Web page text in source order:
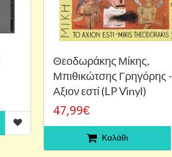
Θεοδωράκης Μίκης,
Μπιθικώτσης Γρηγόρης -
Αξιον εστί (LP Vinyl)
47,99€
Καλάθι